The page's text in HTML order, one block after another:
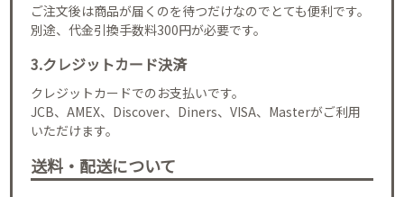
ご注文後は商品が届くのを待つだけなのでとても便利です。
別途、代金引換手数料300円が必要です。
3.クレジットカード決済
クレジットカードでのお支払いです。
JCB、AMEX、Discover、Diners、VISA、Masterがご利用
いただけます。
送料・配送について